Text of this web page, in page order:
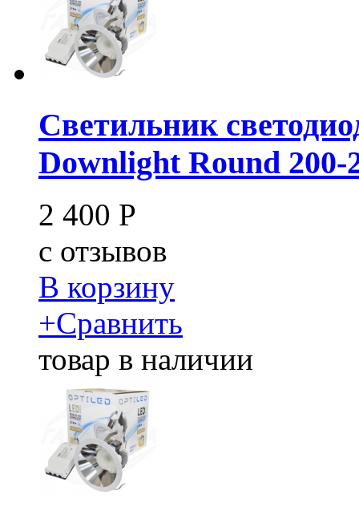
Светильник
Downlight Round 200-
2 400 Р
c отзывов
В корзину
+Сравнить
товар в наличии